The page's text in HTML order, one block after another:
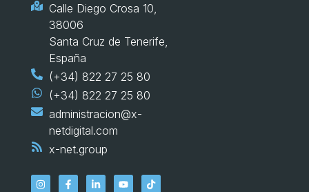
Calle Diego Crosa 10,
38006
Santa Cruz de Tenerife,
España
(+34) 822 27 25 80
(+34) 822 27 25 80
administracion@x-
netdigital.com
x-net.group